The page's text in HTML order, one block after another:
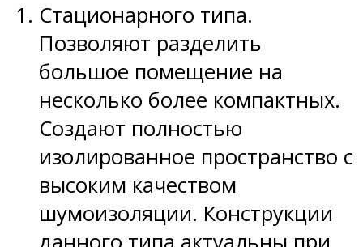
Стационарного типа.
Позволяют разделить
большое помещение на
несколько более компактных.
Создают полностью
изолированное пространство с
высоким качеством
шумоизоляции. Конструкции